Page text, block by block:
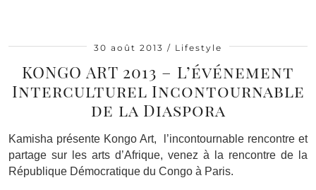
30 août 2013 Lifestyle
KONGO ART 2013 – L’événement
Interculturel Incontournable
de la Diaspora
Kamisha présente Kongo Art, l’incontournable rencontre et
partage sur les arts d’Afrique, venez à la rencontre de la
République Démocratique du Congo à Paris.